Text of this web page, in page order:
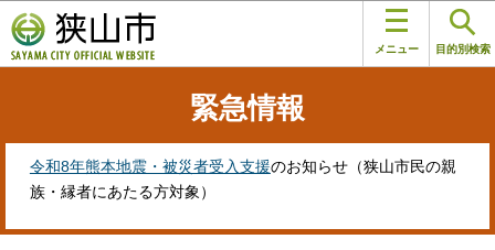
の
ペ
す
メニュー 目的別検索
緊急情報
令和8年熊本地震・被災者受入支援のお知らせ（狭山市民の親
族・縁者にあたる方対象）